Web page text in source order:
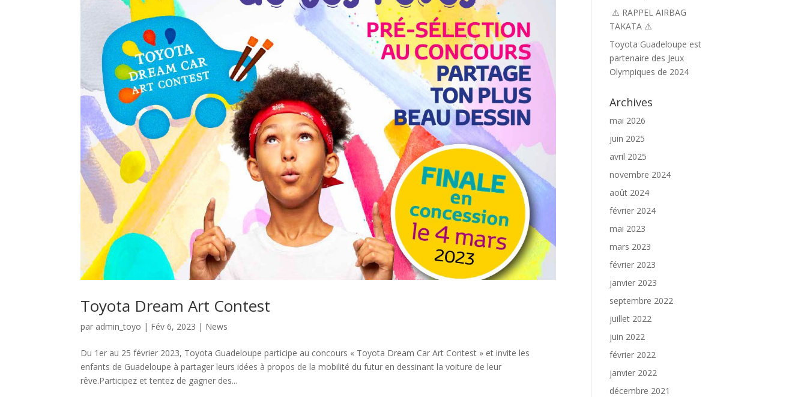
Toyota Dream Art Contest
par admin_toyo | Fév 6, 2023 | News
Du 1er au 25 février 2023, Toyota Guadeloupe participe au concours « Toyota Dream Car Art Contest » et invite les
enfants de Guadeloupe à partager leurs idées à propos de la mobilité du futur en dessinant la voiture de leur
rêve.Participez et tentez de gagner des...
⚠️ RAPPEL AIRBAG
TAKATA ⚠️
Toyota Guadeloupe est
partenaire des Jeux
Olympiques de 2024
Archives
mai 2026
juin 2025
avril 2025
novembre 2024
août 2024
février 2024
mai 2023
mars 2023
février 2023
janvier 2023
septembre 2022
juillet 2022
juin 2022
février 2022
janvier 2022
décembre 2021